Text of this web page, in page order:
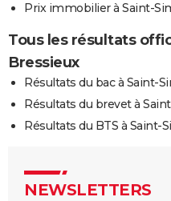
Prix immobilier à Saint-
Tous les résultats
Bressieux
Résultats du bac à Saint-
Résultats du brevet à
Résultats du BTS à Saint-
NEWSLETTERS